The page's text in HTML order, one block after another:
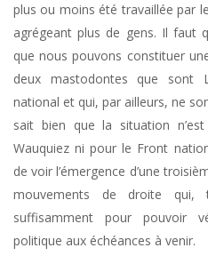
plus ou moins été travaillée par
agrégeant plus de gens. Il faut
que nous pouvons constituer
deux mastodontes que sont
national et qui, par ailleurs, ne
sait bien que la situation
Wauquiez ni pour le Front
de voir l’émergence d’une
mouvements de droite
suffisamment pour pouvoir
politique aux échéances à venir.